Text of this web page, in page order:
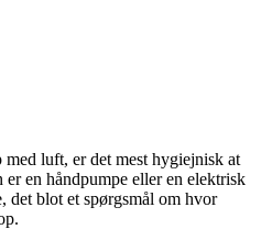
luft, er det mest hygiejnisk at
en håndpumpe eller en elektrisk
det blot et spørgsmål om hvor